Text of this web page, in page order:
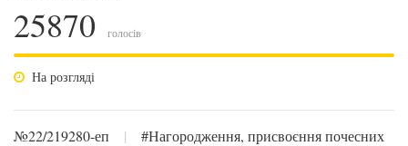
25870 голосів
На розгляді
№22/219280-еп |
#Нагородження, присвоєння почесних